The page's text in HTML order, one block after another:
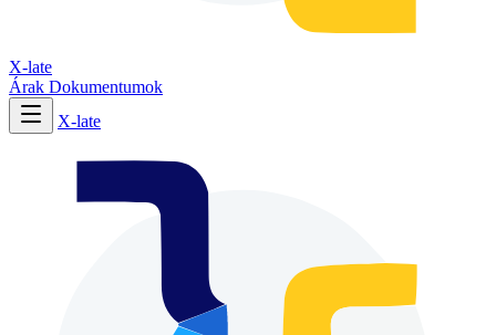
X-late
Árak Dokumentumok
X-late